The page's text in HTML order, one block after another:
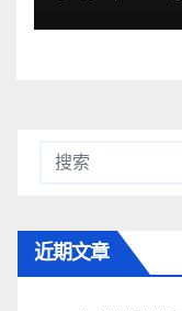
近期文章